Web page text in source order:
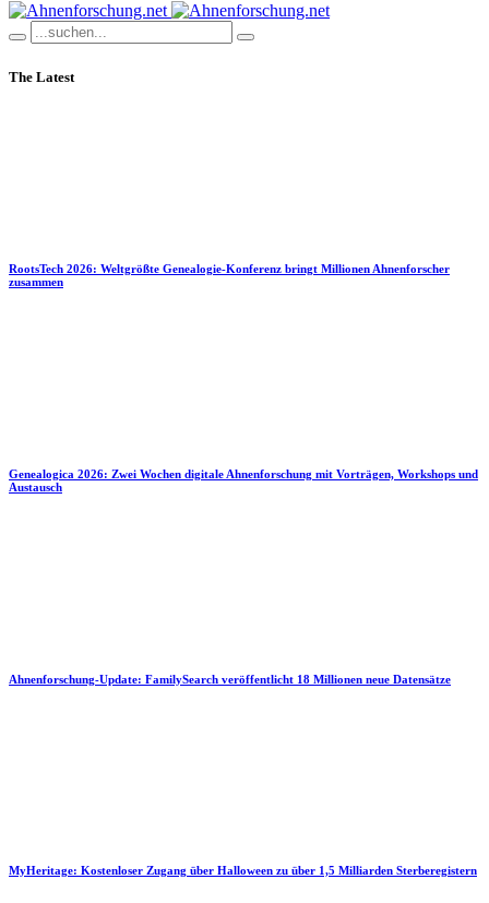
The Latest
RootsTech 2026: Weltgrößte Genealogie-Konferenz bringt Millionen Ahnenforscher
zusammen
Genealogica 2026: Zwei Wochen digitale Ahnenforschung mit Vorträgen, Workshops und
Austausch
Ahnenforschung-Update: FamilySearch veröffentlicht 18 Millionen neue Datensätze
MyHeritage: Kostenloser Zugang über Halloween zu über 1,5 Milliarden Sterberegistern